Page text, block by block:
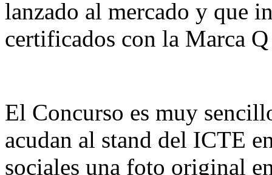
lanzado al mercado y que
certificados con la Marca
El Concurso es muy
acudan al stand del ICTE
sociales una foto original